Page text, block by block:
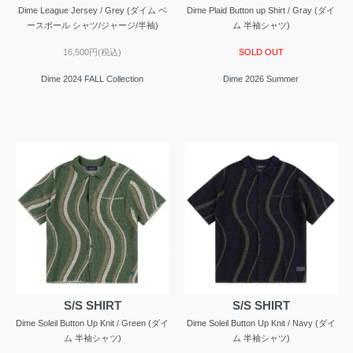
Dime League Jersey / Grey (ダイム ベ
ースボール シャツ/ジャージ/半袖)
16,500円(税込)
Dime 2024 FALL Collection
Dime Plaid Button up Shirt / Gray (ダイ
ム 半袖シャツ)
SOLD OUT
Dime 2026 Summer
S/S SHIRT
Dime Soleil Button Up Knit / Green (ダイ
ム 半袖シャツ)
S/S SHIRT
Dime Soleil Button Up Knit / Navy (ダイ
ム 半袖シャツ)